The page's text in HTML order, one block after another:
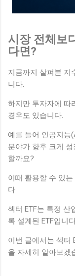
시장 전체보
다면?
지금까지 살펴본 지
니다.
하지만 투자자에 따
경우도 있습니다.
예를 들어 인공지능
분야가 향후 크게
할까요?
이때 활용할 수 있
다.
섹터 ETF는 특정 산
록 설계된 ETF입니
이번 글에서는 섹터
을 자세히 알아보겠